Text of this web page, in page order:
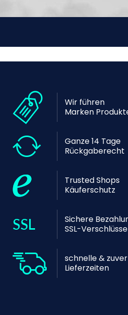
Wir führen
Marken
Ganze 14 Tage
Rückgaberecht
Trusted Shops
Käuferschutz
Sichere
SSL-
schnelle &
Lieferzeiten